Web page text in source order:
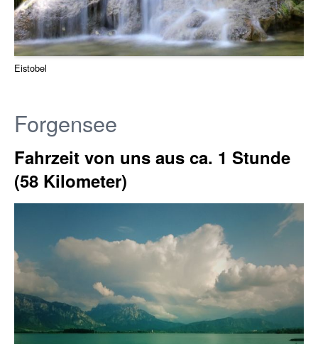
Eistobel
Forgensee
Fahrzeit von uns aus ca. 1 Stunde
(58 Kilometer)